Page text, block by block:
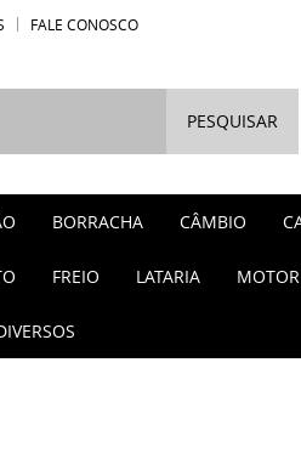
FALE CONOSCO
PESQUISAR
BORRACHA CÂMBIO
FREIO LATARIA MOTOR